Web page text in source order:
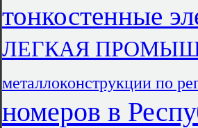
тонкостенные
ЛЕГКАЯ
металлоконструкции по
номеров в